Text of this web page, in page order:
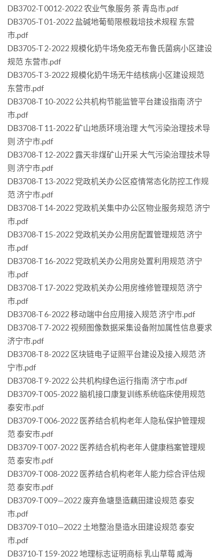
DB3702-T 0012-2022 农业气象服务 茶 青岛市.pdf
DB3705-T 01-2022 盐碱地葡萄限根栽培技术规程 东营
市.pdf
DB3705-T 2-2022 规模化奶牛场免疫无布鲁氏菌病小区建设
规范 东营市.pdf
DB3705-T 3-2022 规模化奶牛场无牛结核病小区建设规范
东营市.pdf
DB3708-T 10-2022 公共机构节能监管平台建设指南 济宁
市.pdf
DB3708-T 11-2022 矿山地质环境治理 大气污染治理技术导
则 济宁市.pdf
DB3708-T 12-2022 露天非煤矿山开采 大气污染治理技术导
则 济宁市.pdf
DB3708-T 13-2022 党政机关办公区疫情常态化防控工作规
范 济宁市.pdf
DB3708-T 14-2022 党政机关集中办公区物业服务规范 济宁
市.pdf
DB3708-T 15-2022 党政机关办公用房配置管理规范 济宁
市.pdf
DB3708-T 16-2022 党政机关办公用房处置利用规范 济宁
市.pdf
DB3708-T 17-2022 党政机关办公用房维修管理规范 济宁
市.pdf
DB3708-T 6-2022 移动端中台应用接入规范 济宁市.pdf
DB3708-T 7-2022 视频图像数据采集设备附加属性信息要求
济宁市.pdf
DB3708-T 8-2022 区块链电子证照平台建设及接入规范 济
宁市.pdf
DB3708-T 9-2022 公共机构绿色运行指南 济宁市.pdf
DB3709-T 005-2022 脑机接口康复训练系统临床使用规范
泰安市.pdf
DB3709-T 006-2022 医养结合机构老年人隐私保护管理规
范 泰安市.pdf
DB3709-T 007-2022 医养结合机构老年人健康档案管理规
范 泰安市.pdf
DB3709-T 008-2022 医养结合机构老年人能力综合评估规
范 泰安市.pdf
DB3709-T 009—2022 废弃鱼塘垦造藕田建设规范 泰安
市.pdf
DB3709-T 010—2022 土地整治垦造水田建设规范 泰安
市.pdf
DB3710-T 159-2022 地理标志证明商标 乳山草莓 威海